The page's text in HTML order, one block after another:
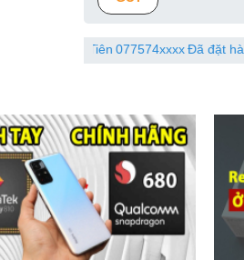
077574xxxxĐã đặt hàng 2 giờ trước